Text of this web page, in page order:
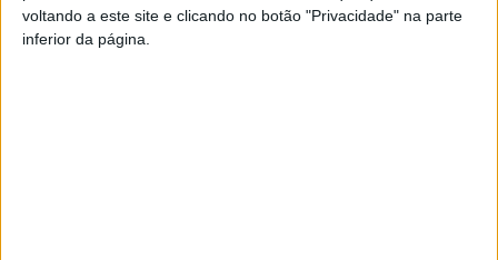
voltando a este site e clicando no botão "Privacidade" na parte
inferior da página.
valores normais para a época apenas a partir de